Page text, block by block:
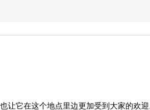
让它在这个地点里边更加受到大家的欢